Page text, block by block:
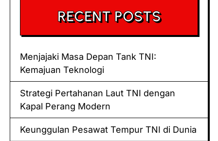
RECENT POSTS
Menjajaki Masa Depan Tank TNI:
Kemajuan Teknologi
Strategi Pertahanan Laut TNI dengan
Kapal Perang Modern
Keunggulan Pesawat Tempur TNI di Dunia